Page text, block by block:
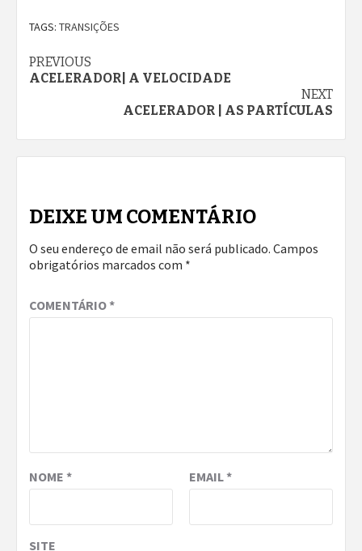
TAGS: TRANSIÇÕES
Continue
PREVIOUS
ACELERADOR| A VELOCIDADE
NEXT
ACELERADOR | AS PARTÍCULAS
DEIXE UM COMENTÁRIO
O seu endereço de email não será publicado. Campos
obrigatórios marcados com *
COMENTÁRIO*
NOME * EMAIL*
SITE